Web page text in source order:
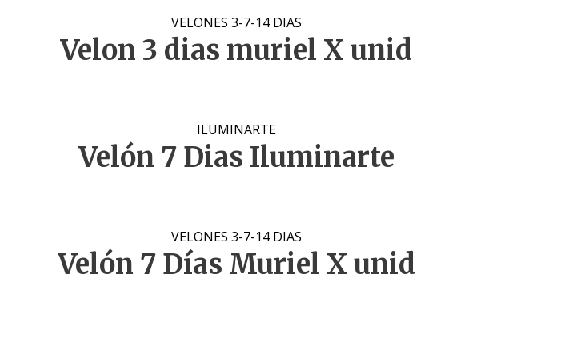
VELONES 3-7-14 DIAS
Velon 3 dias muriel X unid
ILUMINARTE
Velón 7 Dias Iluminarte
VELONES 3-7-14 DIAS
Velón 7 Días Muriel X unid